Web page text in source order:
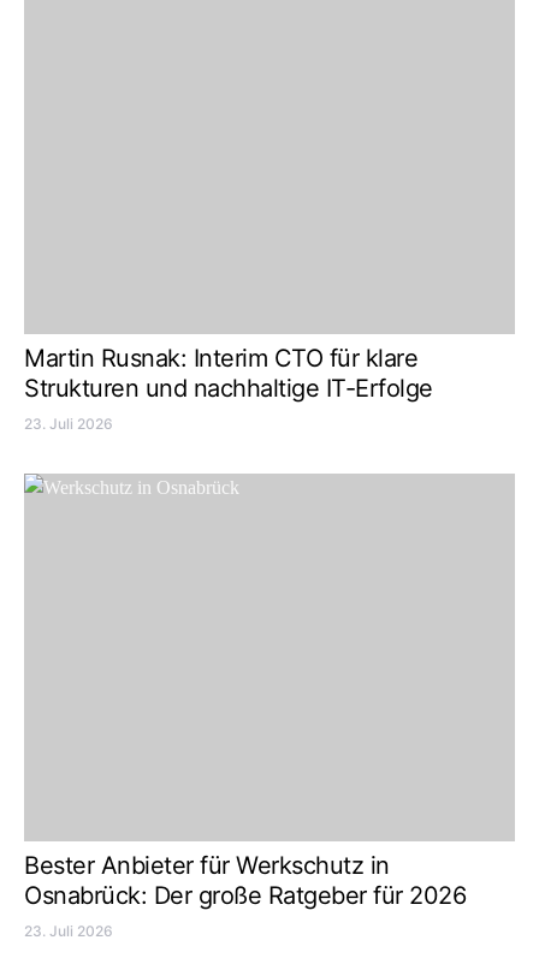
Martin Rusnak: Interim CTO für klare
Strukturen und nachhaltige IT-Erfolge
23. Juli 2026
Bester Anbieter für Werkschutz in
Osnabrück: Der große Ratgeber für 2026
23. Juli 2026